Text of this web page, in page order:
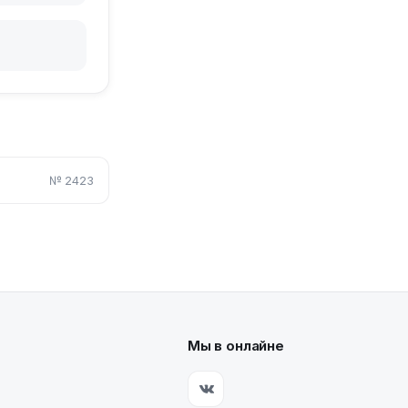
№ 2423
Мы в онлайне